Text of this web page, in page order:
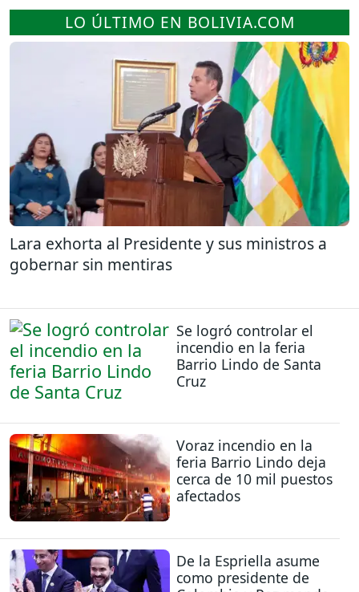
LO ÚLTIMO EN BOLIVIA.COM
Lara exhorta al Presidente y sus ministros a
gobernar sin mentiras
Se logró controlar el
incendio en la feria
Barrio Lindo de Santa
Cruz
Voraz incendio en la
feria Barrio Lindo deja
cerca de 10 mil puestos
afectados
De la Espriella asume
como presidente de